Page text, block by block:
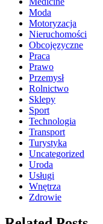
Moda
Motoryzacja
Nieruchomości
Obcojęzyczne
Praca
Prawo
Przemysł
Rolnictwo
Sklepy
Sport
Technologia
Transport
Turystyka
Uncategorized
Uroda
Usługi
Wnętrza
Zdrowie